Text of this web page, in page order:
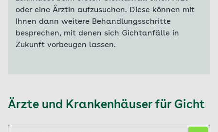
oder eine Ärztin aufzusuchen. Diese können mit
Ihnen dann weitere Behandlungsschritte
besprechen, mit denen sich Gichtanfälle in
Zukunft vorbeugen lassen.
Ärzte und Krankenhäuser für Gicht